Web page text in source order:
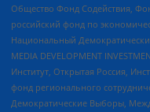
Общество Фонд Содействия,
российский фонд по
Национальный
MEDIA DEVELOPMENT
Институт, Открытая Россия,
фонд регионального
Демократические Выборы,